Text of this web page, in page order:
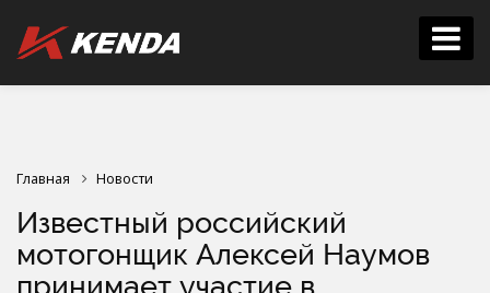
Главная Новости
Известный российский
мотогонщик Алексей Наумов
принимает участие в